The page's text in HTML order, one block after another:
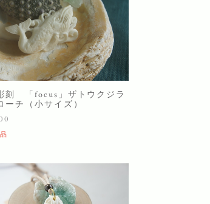
刻 「focus」ザトウクジラ
ーチ（小サイズ）